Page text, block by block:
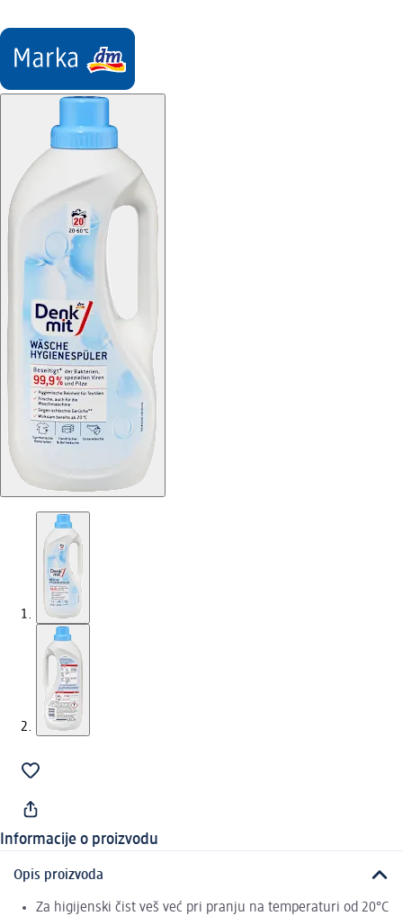
Informacije o proizvodu
Opis proizvoda
Za higijenski čist veš već pri pranju na temperaturi od 20°C